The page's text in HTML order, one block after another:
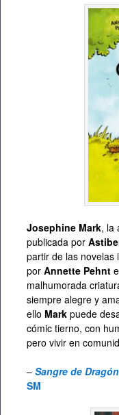
Josephine Mark, la
publicada por
partir de las novelas
por Annette Pehnt
malhumorada
siempre alegre y
ello Mark puede
cómic tierno, con
pero vivir en
– Sangre de Dragón
SM